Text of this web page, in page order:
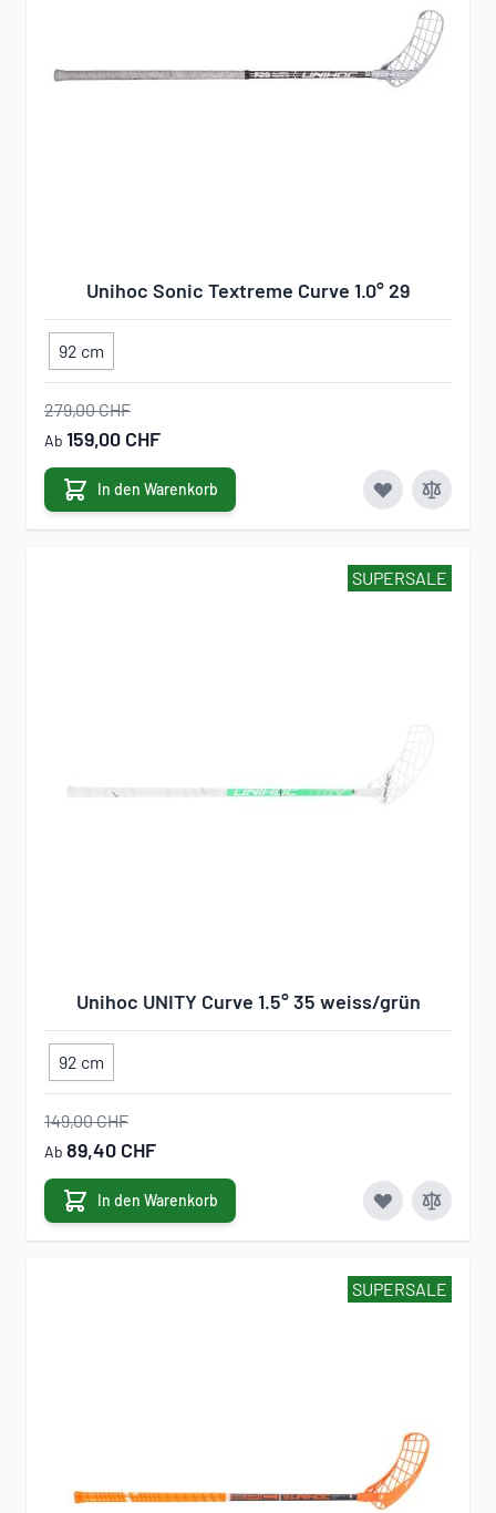
Unihoc Sonic Textreme Curve 1.0° 29
92 cm
279,00 CHF
Ab 159,00 CHF
In den Warenkorb
SUPERSALE
Unihoc UNITY Curve 1.5° 35 weiss/grün
92 cm
149,00 CHF
Ab 89,40 CHF
In den Warenkorb
SUPERSALE